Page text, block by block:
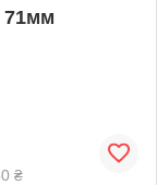
71мм
₴